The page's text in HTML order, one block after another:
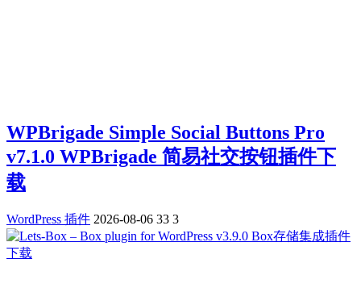
WPBrigade Simple Social Buttons Pro
v7.1.0 WPBrigade 简易社交按钮插件下
载
WordPress 插件 2026-08-06 33 3